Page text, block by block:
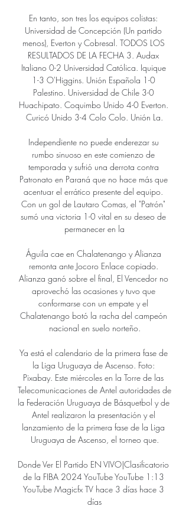
En tanto, son tres los equipos colistas:
Universidad de Concepción (Un partido
menos), Everton y Cobresal. TODOS LOS
RESULTADOS DE LA FECHA 3. Audax
Italiano 0-2 Universidad Católica. Iquique
1-3 O'Higgins. Unión Española 1-0
Palestino. Universidad de Chile 3-0
Huachipato. Coquimbo Unido 4-0 Everton.
Curicó Unido 3-4 Colo Colo. Unión La.
Independiente no puede enderezar su
rumbo sinuoso en este comienzo de
temporada y sufrió una derrota contra
Patronato en Paraná que no hace más que
acentuar el errático presente del equipo.
Con un gol de Lautaro Comas, el "Patrón"
sumó una victoria 1-0 vital en su deseo de
permanecer en la
Águila cae en Chalatenango y Alianza
remonta ante Jocoro Enlace copiado.
Alianza ganó sobre el final, El Vencedor no
aprovechó las ocasiones y tuvo que
conformarse con un empate y el
Chalatenango botó la racha del campeón
nacional en suelo norteño.
Ya está el calendario de la primera fase de
la Liga Uruguaya de Ascenso. Foto:
Pixabay. Este miércoles en la Torre de las
Telecomunicaciones de Antel autoridades de
la Federación Uruguaya de Básquetbol y de
Antel realizaron la presentación y el
lanzamiento de la primera fase de la Liga
Uruguaya de Ascenso, el torneo que.
Donde Ver El Partido EN VIVO|Clasificatorio
de la FIBA 2024 YouTube YouTube 1:13
YouTube Magicfx TV hace 3 días hace 3
días